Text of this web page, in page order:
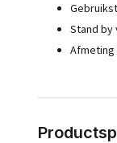
Stand by
Afmeting